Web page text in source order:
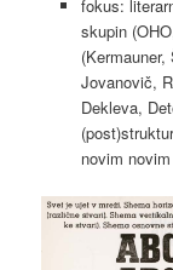
fokus:
skupin
Jovanovič,
Dekleva,
novim